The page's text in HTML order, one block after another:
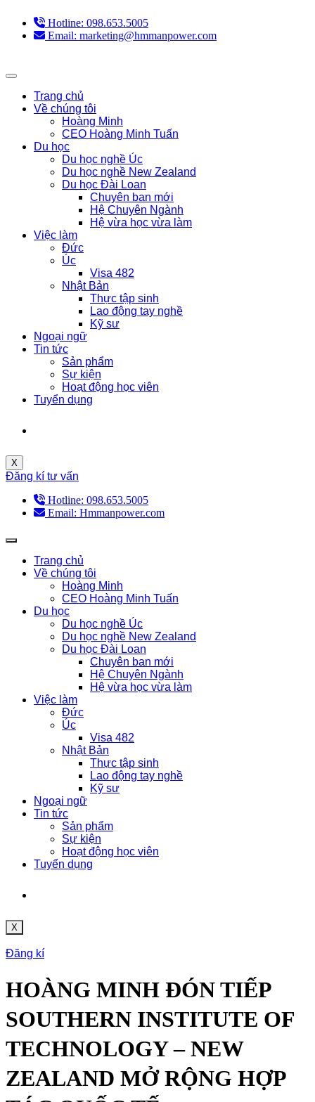
Hotline: 098.653.5005
Email: marketing@hmmanpower.com
Trang chủ
Về chúng tôi
Hoàng Minh
CEO Hoàng Minh Tuấn
Du học
Du học nghề Úc
Du học nghề New Zealand
Du học Đài Loan
Chuyên ban mới
Hệ Chuyên Ngành
Hệ vừa học vừa làm
Việc làm
Đức
Úc
Visa 482
Nhật Bản
Thực tập sinh
Lao động tay nghề
Kỹ sư
Ngoại ngữ
Tin tức
Sản phẩm
Sự kiện
Hoạt động học viên
Tuyển dụng
X
Đăng kí tư vấn
Hotline: 098.653.5005
Email: Hmmanpower.com
Trang chủ
Về chúng tôi
Hoàng Minh
CEO Hoàng Minh Tuấn
Du học
Du học nghề Úc
Du học nghề New Zealand
Du học Đài Loan
Chuyên ban mới
Hệ Chuyên Ngành
Hệ vừa học vừa làm
Việc làm
Đức
Úc
Visa 482
Nhật Bản
Thực tập sinh
Lao động tay nghề
Kỹ sư
Ngoại ngữ
Tin tức
Sản phẩm
Sự kiện
Hoạt động học viên
Tuyển dụng
X
Đăng kí
HOÀNG MINH ĐÓN TIẾP
SOUTHERN INSTITUTE OF
TECHNOLOGY – NEW
ZEALAND MỞ RỘNG HỢP